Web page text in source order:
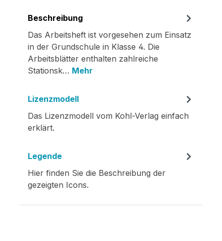
Beschreibung
Das Arbeitsheft ist vorgesehen zum Einsatz
in der Grundschule in Klasse 4. Die
Arbeitsblätter enthalten zahlreiche
Stationsk… Mehr
Lizenzmodell
Das Lizenzmodell vom Kohl-Verlag einfach
erklärt.
Legende
Hier finden Sie die Beschreibung der
gezeigten Icons.